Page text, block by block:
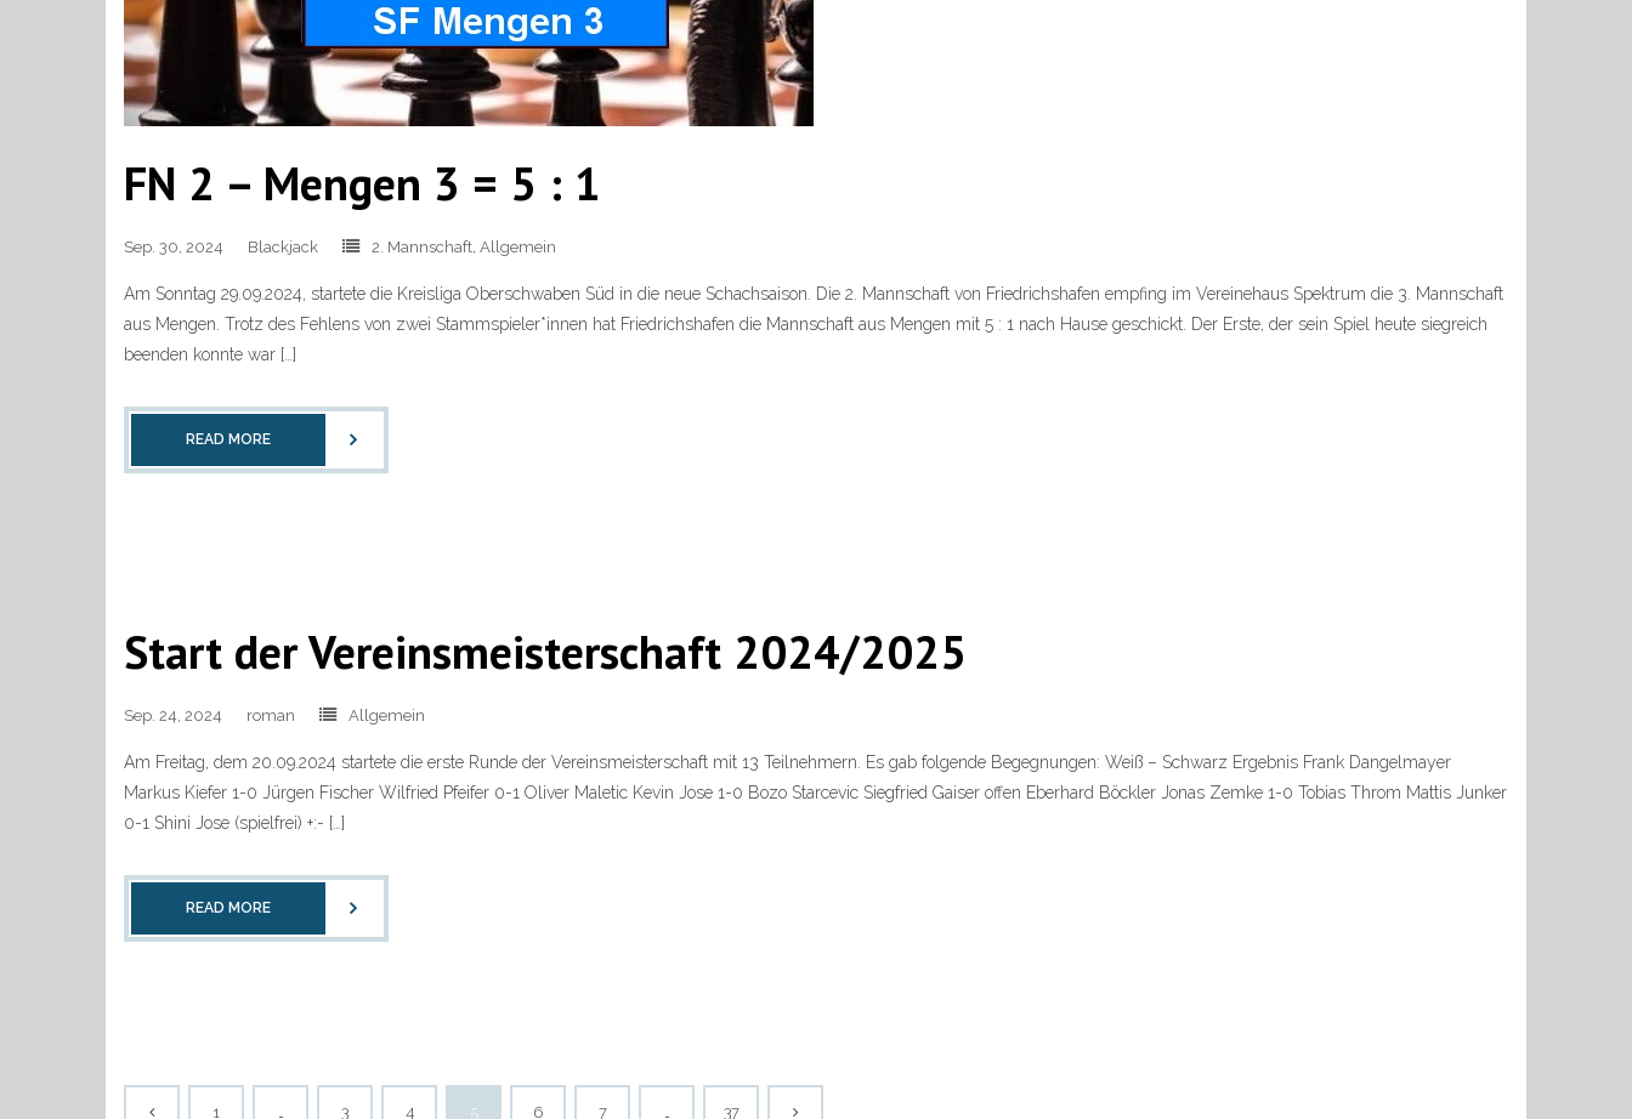
FN 2 – Mengen 3 = 5 : 1
Sep. 30, 2024 Blackjack 2. Mannschaft, Allgemein
Am Sonntag 29.09.2024, startete die Kreisliga Oberschwaben Süd in die neue Schachsaison. Die 2. Mannschaft von Friedrichshafen empfing im Vereinehaus Spektrum die 3. Mannschaft
aus Mengen. Trotz des Fehlens von zwei Stammspieler*innen hat Friedrichshafen die Mannschaft aus Mengen mit 5 : 1 nach Hause geschickt. Der Erste, der sein Spiel heute siegreich
beenden konnte war […]
READ MORE
Start der Vereinsmeisterschaft 2024/2025
Sep. 24, 2024 roman Allgemein
Am Freitag, dem 20.09.2024 startete die erste Runde der Vereinsmeisterschaft mit 13 Teilnehmern. Es gab folgende Begegnungen: Weiß – Schwarz Ergebnis Frank Dangelmayer
Markus Kiefer 1-0 Jürgen Fischer Wilfried Pfeifer 0-1 Oliver Maletic Kevin Jose 1-0 Bozo Starcevic Siegfried Gaiser offen Eberhard Böckler Jonas Zemke 1-0 Tobias Throm Mattis Junker
0-1 Shini Jose (spielfrei) +:- […]
READ MORE
1 … 3 4 5 6 7 … 37